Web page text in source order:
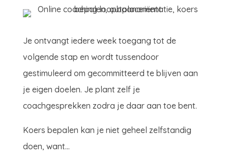
Je ontvangt iedere week toegang tot de
volgende stap en wordt tussendoor
gestimuleerd om gecommitteerd te blijven aan
je eigen doelen. Je plant zelf je
coachgesprekken zodra je daar aan toe bent.
Koers bepalen kan je niet geheel zelfstandig
doen, want…